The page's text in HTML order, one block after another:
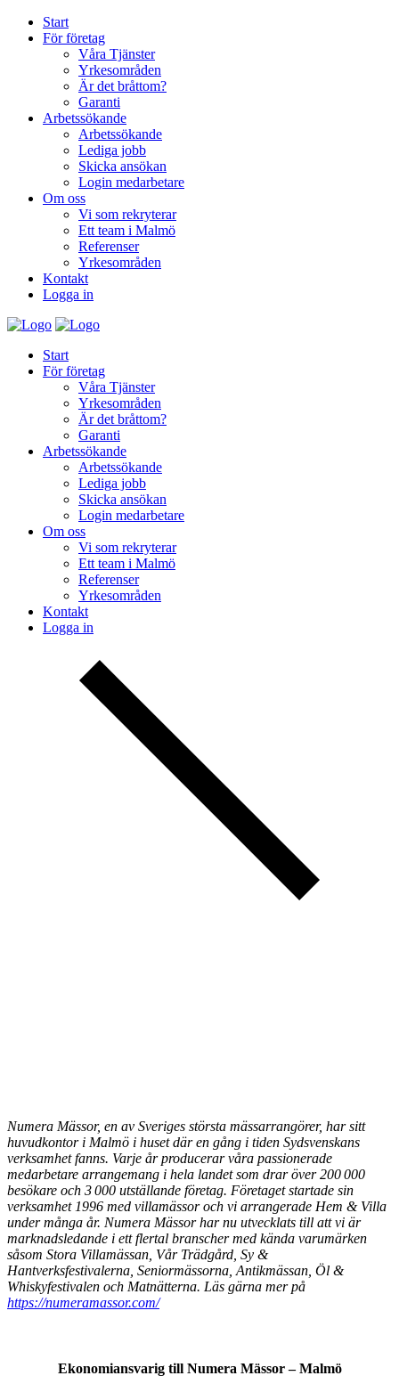
Start
För företag
Våra Tjänster
Yrkesområden
Är det bråttom?
Garanti
Arbetssökande
Arbetssökande
Lediga jobb
Skicka ansökan
Login medarbetare
Om oss
Vi som rekryterar
Ett team i Malmö
Referenser
Yrkesområden
Kontakt
Logga in
Start
För företag
Våra Tjänster
Yrkesområden
Är det bråttom?
Garanti
Arbetssökande
Arbetssökande
Lediga jobb
Skicka ansökan
Login medarbetare
Om oss
Vi som rekryterar
Ett team i Malmö
Referenser
Yrkesområden
Kontakt
Logga in
Numera Mässor, en av Sveriges största mässarrangörer, har sitt
huvudkontor i Malmö i huset där en gång i tiden Sydsvenskans
verksamhet fanns. Varje år producerar våra passionerade
medarbetare arrangemang i hela landet som drar över 200 000
besökare och 3 000 utställande företag. Företaget startade sin
verksamhet 1996 med villamässor och vi arrangerade Hem & Villa
under många år. Numera Mässor har nu utvecklats till att vi är
marknadsledande i ett flertal branscher med kända varumärken
såsom Stora Villamässan, Vår Trädgård, Sy &
Hantverksfestivalerna, Seniormässorna, Antikmässan, Öl &
Whiskyfestivalen och Matnätterna. Läs gärna mer på
https://numeramassor.com/
Ekonomiansvarig till Numera Mässor – Malmö